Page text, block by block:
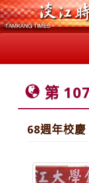
第
68週年校慶